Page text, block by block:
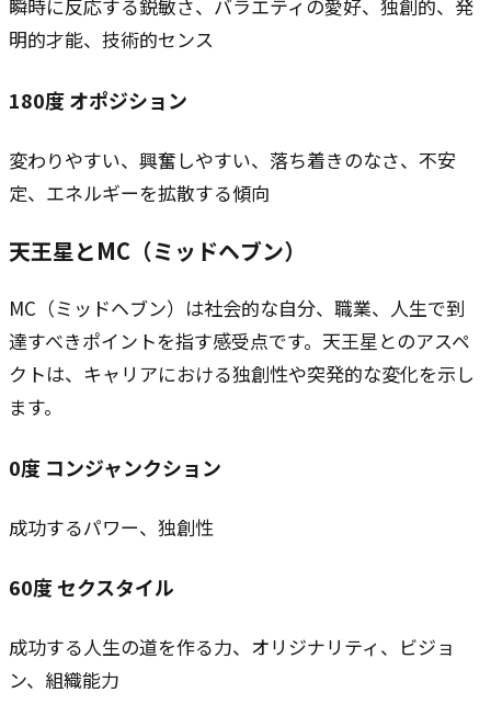
瞬時に反応する鋭敏さ、バラエティの愛好、独創的、発
明的才能、技術的センス
180度オポジション
変わりやすい、興奮しやすい、落ち着きのなさ、不安
定、エネルギーを拡散する傾向
天王星とMC（ミッドヘブン）
MC（ミッドヘブン）は社会的な自分、職業、人生で到
達すべきポイントを指す感受点です。天王星とのアスペ
クトは、キャリアにおける独創性や突発的な変化を示し
ます。
0度 コンジャンクション
成功するパワー、独創性
60度セクスタイル
成功する人生の道を作る力、オリジナリティ、ビジョ
ン、組織能力